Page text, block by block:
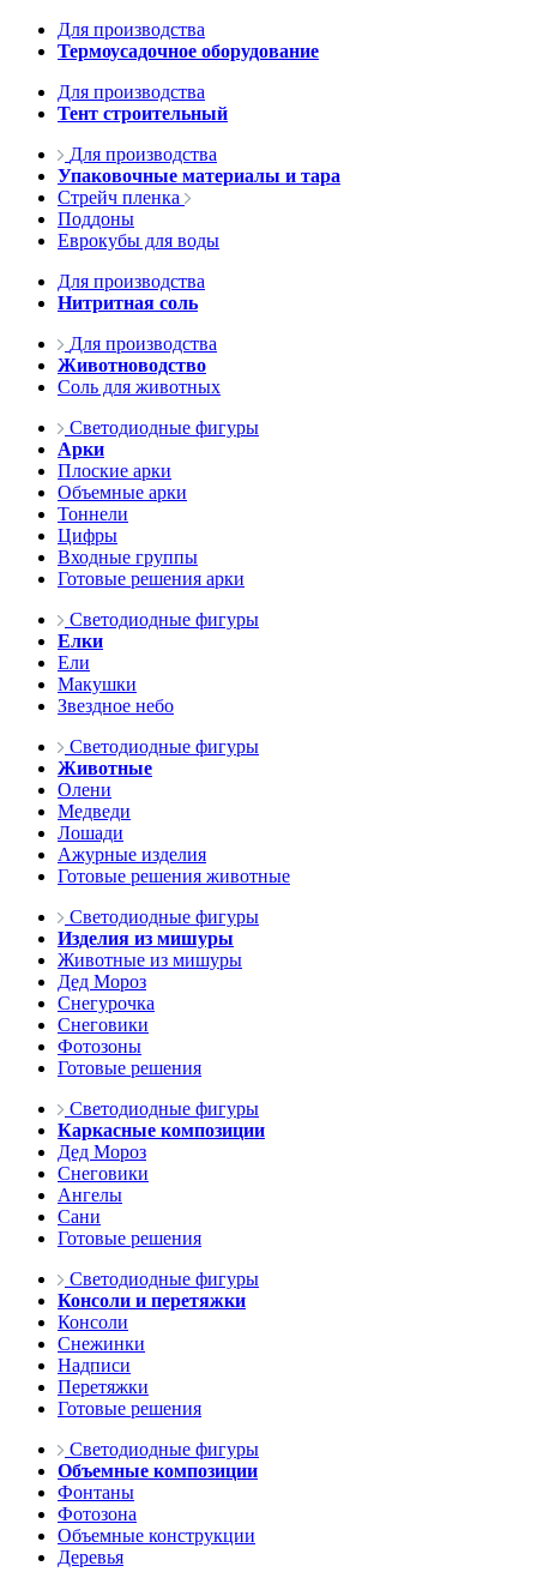
Для производства
Термоусадочное оборудование
Для производства
Тент строительный
Для производства
Упаковочные материалы и тара
Стрейч пленка
Поддоны
Еврокубы для воды
Для производства
Нитритная соль
Для производства
Животноводство
Соль для животных
Светодиодные фигуры
Арки
Плоские арки
Объемные арки
Тоннели
Цифры
Входные группы
Готовые решения арки
Светодиодные фигуры
Елки
Ели
Макушки
Звездное небо
Светодиодные фигуры
Животные
Олени
Медведи
Лошади
Ажурные изделия
Готовые решения животные
Светодиодные фигуры
Изделия из мишуры
Животные из мишуры
Дед Мороз
Снегурочка
Снеговики
Фотозоны
Готовые решения
Светодиодные фигуры
Каркасные композиции
Дед Мороз
Снеговики
Ангелы
Сани
Готовые решения
Светодиодные фигуры
Консоли и перетяжки
Консоли
Снежинки
Надписи
Перетяжки
Готовые решения
Светодиодные фигуры
Объемные композиции
Фонтаны
Фотозона
Объемные конструкции
Деревья